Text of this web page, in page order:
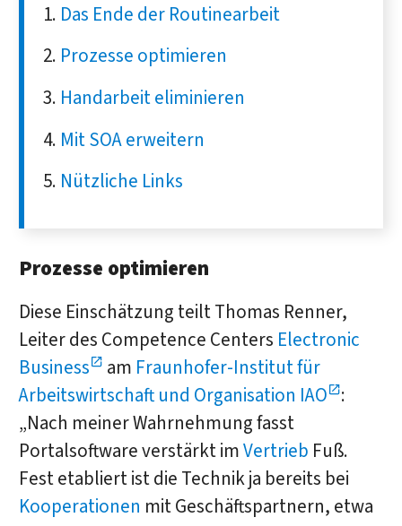
Das Ende der Routinearbeit
Prozesse optimieren
Handarbeit eliminieren
Mit SOA erweitern
Nützliche Links
Prozesse optimieren
Diese Einschätzung teilt Thomas Renner,
Leiter des Competence Centers Electronic
Business
am Fraunhofer-Institut für
Arbeitswirtschaft und Organisation IAO :
„Nach meiner Wahrnehmung fasst
Portalsoftware verstärkt imVertrieb Fuß.
Fest etabliert ist die Technik ja bereits bei
Kooperationen mit Geschäftspartnern, etwa